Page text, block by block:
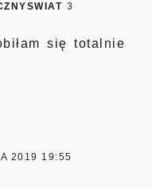
3
się totalnie
2019 19:55